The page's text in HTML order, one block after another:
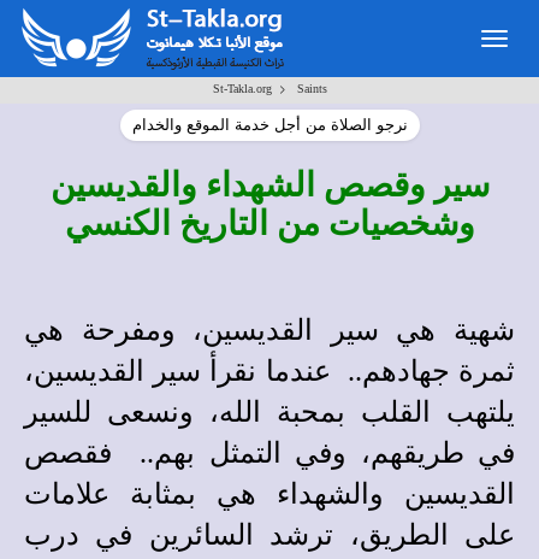
St-Takla.org> Saints
نرجو الصلاة من أجل خدمة الموقع والخدام
سير وقصص الشهداء والقديسين
وشخصيات من التاريخ الكنسي
شهية هي سير القديسين، ومفرحة هي
ثمرة جهادهم.. عندما نقرأ سير القديسين،
يلتهب القلب بمحبة الله، ونسعى للسير
في طريقهم، وفي التمثل بهم.. فقصص
القديسين والشهداء هي بمثابة علامات
على الطريق، ترشد السائرين في درب